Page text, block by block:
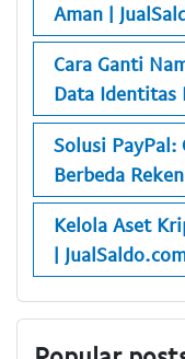
Aman |
Cara Ganti
Data Identitas
Solusi PayPal:
Berbeda
Kelola Aset
|